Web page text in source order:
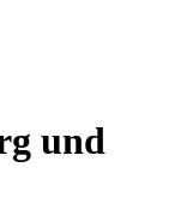
und